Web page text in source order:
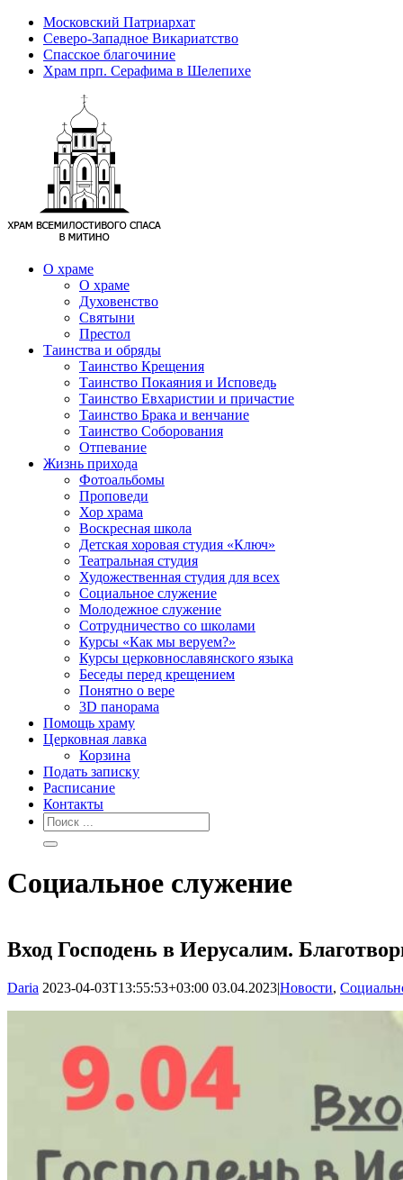
Московский Патриархат
Северо-Западное Викариатство
Спасское благочиние
Храм прп. Серафима в Шелепихе
О храме
О храме
Духовенство
Святыни
Престол
Таинства и обряды
Таинство Крещения
Таинство Покаяния и Исповедь
Таинство Евхаристии и причастие
Таинство Брака и венчание
Таинство Соборования
Отпевание
Жизнь прихода
Фотоальбомы
Проповеди
Хор храма
Воскресная школа
Детская хоровая студия «Ключ»
Театральная студия
Х​удожественная студия для всех
Социальное служение
Молодежное служение
Сотрудничество со школами
Курсы «Как мы веруем?»
Курсы церковнославянского языка
Беседы перед крещением
Понятно о вере
3D панорама
Помощь храму
Церковная лавка
Корзина
Подать записку
Расписание
Контакты
Социальное служение
Вход Господень в Иерусалим.
Daria 2023-04-03T13:55:53+03:00 03.04.2023|Новости,